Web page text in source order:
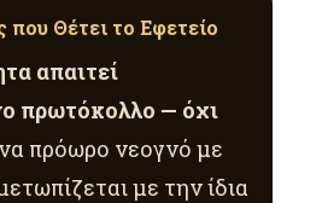
Θέτει το Εφετείο
απαιτεί
πρωτόκολλο — όχι
πρόωρο νεογνό με
με την ίδια